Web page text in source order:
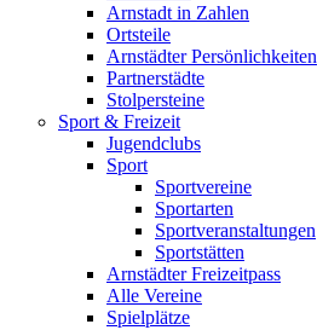
Arnstadt in Zahlen
Ortsteile
Arnstädter Persönlichkeiten
Partnerstädte
Stolpersteine
Sport & Freizeit
Jugendclubs
Sport
Sportvereine
Sportarten
Sportveranstaltungen
Sportstätten
Arnstädter Freizeitpass
Alle Vereine
Spielplätze